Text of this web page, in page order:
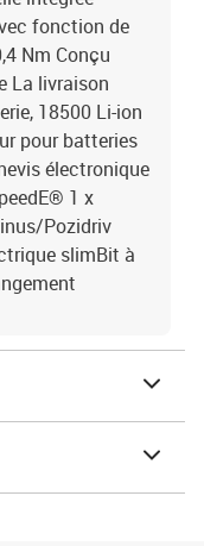
fonction de
Nm Conçu
La livraison
18500 Li-ion
pour batteries
électronique
1 x
Pozidriv
slimBit à